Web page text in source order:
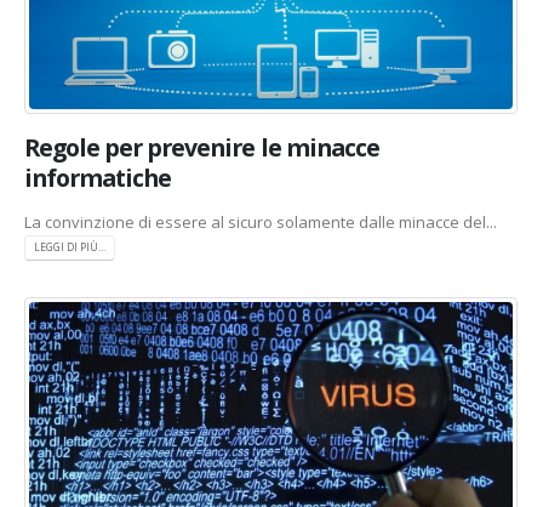
Regole per prevenire le minacce
informatiche
La convinzione di essere al sicuro solamente dalle minacce del...
LEGGI DI PIÙ...